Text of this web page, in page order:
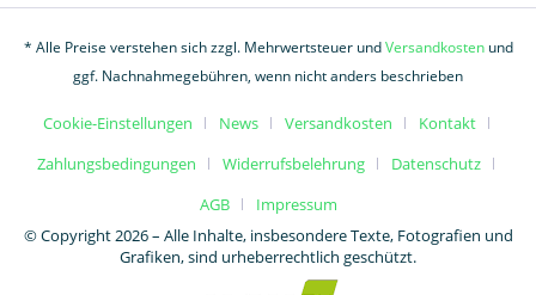
* Alle Preise verstehen sich zzgl. Mehrwertsteuer undVersandkostenund
ggf. Nachnahmegebühren, wenn nicht anders beschrieben
Cookie-Einstellungen News Versandkosten
Kontakt
Zahlungsbedingungen
Widerrufsbelehrung
Datenschutz
AGB
Impressum
© Copyright 2026 – Alle Inhalte, insbesondere Texte, Fotografien und
Grafiken, sind urheberrechtlich geschützt.